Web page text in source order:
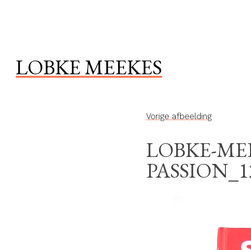
LOBKE MEEKES
Vorige afbeelding
LOBKE-